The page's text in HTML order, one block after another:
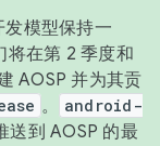
模型保持一
将在第 2 季度和
AOSP 并为其贡
。
android-
送到 AOSP 的最